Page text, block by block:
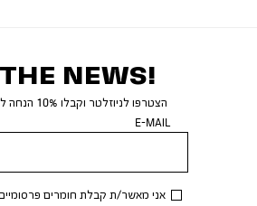
NEWS!
הצטרפו לניוזלטר וקבלו 10% הנחה לקנייה ראשונה באתר
E-MAIL
אני מאשר/ת קבלת חומרים פרסומיים